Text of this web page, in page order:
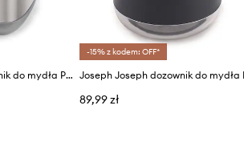
Joseph Joseph dozownik do mydła Presto™
-15% z kodem: OFF*
89,99 zł